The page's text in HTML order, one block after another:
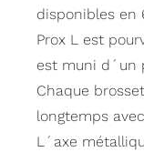
disponibles en
Prox L est
est muni d´un
Chaque
longtemps
L´axe